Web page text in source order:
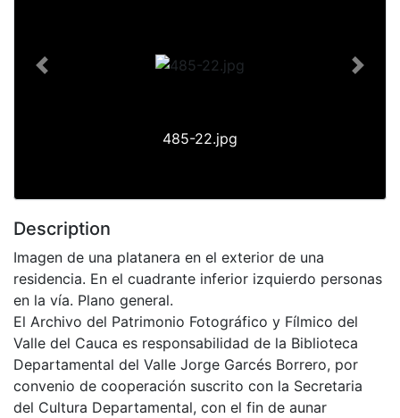
485-22.jpg
Previous Next
Description
Imagen de una platanera en el exterior de una
residencia. En el cuadrante inferior izquierdo personas
en la vía. Plano general.
El Archivo del Patrimonio Fotográfico y Fílmico del
Valle del Cauca es responsabilidad de la Biblioteca
Departamental del Valle Jorge Garcés Borrero, por
convenio de cooperación suscrito con la Secretaria
del Cultura Departamental, con el fin de aunar